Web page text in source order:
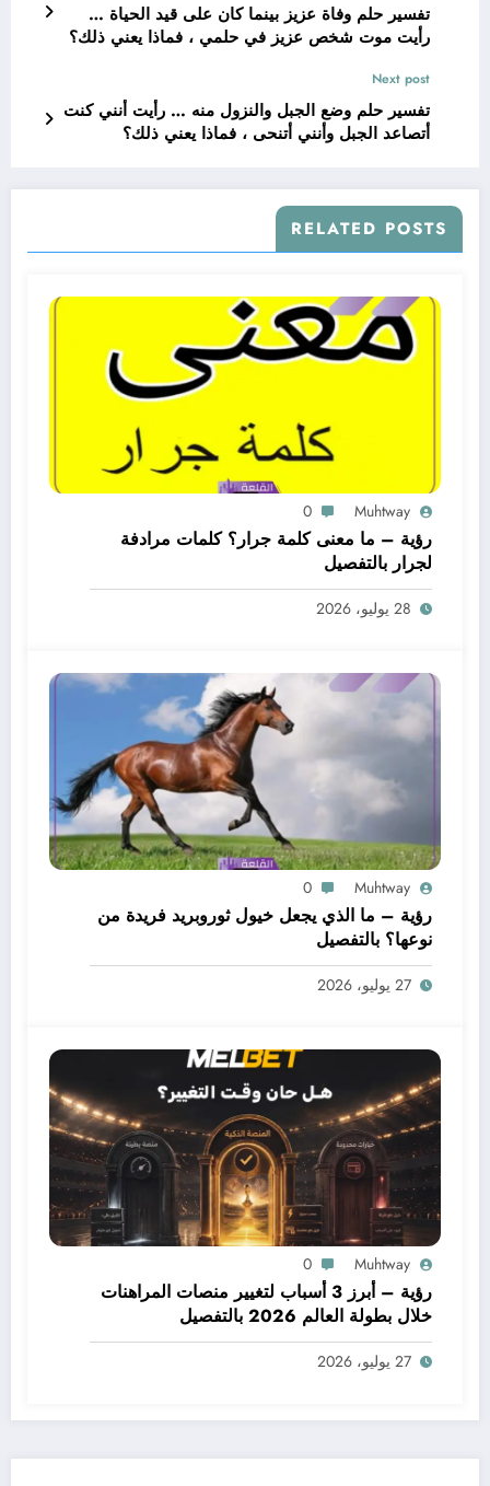
تفسير حلم وفاة عزيز بينما كان على قيد الحياة …
رأيت موت شخص عزيز في حلمي ، فماذا يعني ذلك؟
Next post
تفسير حلم وضع الجبل والنزول منه … رأيت أنني كنت
أتصاعد الجبل وأنني أتنحى ، فماذا يعني ذلك؟
RELATED POSTS
Muhtway
0
رؤية – ما معنى كلمة جرار؟ كلمات مرادفة
لجرار بالتفصيل
28 يوليو، 2026
Muhtway
0
رؤية – ما الذي يجعل خيول ثوروبريد فريدة من
نوعها؟ بالتفصيل
27 يوليو، 2026
Muhtway
0
رؤية – أبرز 3 أسباب لتغيير منصات المراهنات
خلال بطولة العالم 2026 بالتفصيل
27 يوليو، 2026